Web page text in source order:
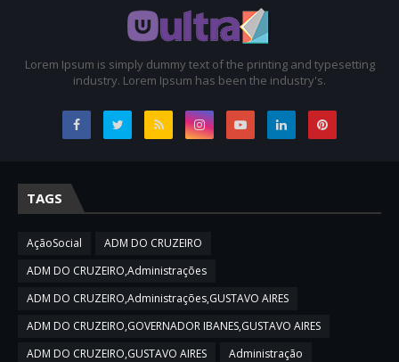
Lorem Ipsum is simply dummy text of the printing and typesetting
industry. Lorem Ipsum has been the industry's.
TAGS
AçãoSocial
ADM DO CRUZEIRO
ADM DO CRUZEIRO,Administrações
ADM DO CRUZEIRO,Administrações,GUSTAVO AIRES
ADM DO CRUZEIRO,GOVERNADOR IBANES,GUSTAVO AIRES
ADM DO CRUZEIRO,GUSTAVO AIRES
Administração